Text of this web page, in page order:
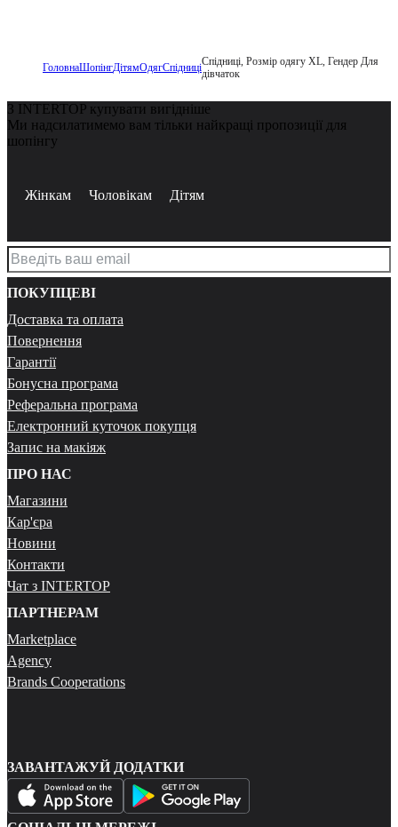
ГоловнаШопінгДітямОдягСпідниціСпідниці, Розмір одягу XL, Гендер Для
дівчаток
З INTERTOP купувати вигідніше
Ми надсилатимемо вам тільки найкращі пропозиції для
шопінгу
Жінкам Чоловікам Дітям
ПОКУПЦЕВІ
Доставка та оплата
Повернення
Гарантії
Бонусна програма
Реферальна програма
Електронний куточок покупця
Запис на макіяж
ПРО НАС
Магазини
Кар'єра
Новини
Контакти
Чат з INTERTOP
ПАРТНЕРАМ
Marketplace
Agency
Brands Cooperations
ЗАВАНТАЖУЙ ДОДАТКИ